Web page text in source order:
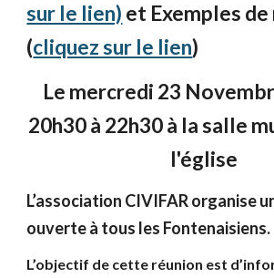
sur le lien) et Exemples
(cliquez sur le lien)
Le mercredi 23
20h30 à 22h30 à la salle
l'église
L’association CIVIFAR organise
ouverte à tous les Fontenaisiens.
L’objectif de cette réunion est